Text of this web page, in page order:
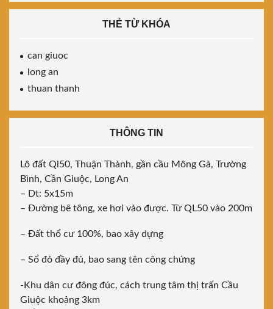
THẺ TỪ KHÓA
can giuoc
long an
thuan thanh
THÔNG TIN
Lô đất Ql50, Thuận Thành, gần cầu Mông Gà, Trường
Bình, Cần Giuộc, Long An
– Dt: 5x15m
– Đường bê tông, xe hơi vào được. Từ QL50 vào 200m
– Đất thổ cư 100%, bao xây dựng
– Sổ đỏ đầy đủ, bao sang tên công chứng
-Khu dân cư đông đúc, cách trung tâm thị trấn Cầu
Giuộc khoảng 3km